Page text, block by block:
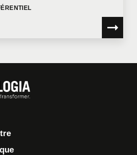
m'envoie des
commerciales.